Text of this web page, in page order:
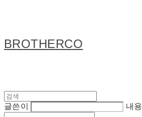
BROTHERCO
글쓴이 내용